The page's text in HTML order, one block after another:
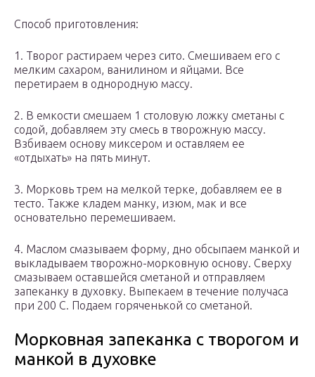
Способ приготовления:
1. Творог растираем через сито. Смешиваем его с
мелким сахаром, ванилином и яйцами. Все
перетираем в однородную массу.
2. В емкости смешаем 1 столовую ложку сметаны с
содой, добавляем эту смесь в творожную массу.
Взбиваем основу миксером и оставляем ее
«отдыхать» на пять минут.
3. Морковь трем на мелкой терке, добавляем ее в
тесто. Также кладем манку, изюм, мак и все
основательно перемешиваем.
4. Маслом смазываем форму, дно обсыпаем манкой и
выкладываем творожно-морковную основу. Сверху
смазываем оставшейся сметаной и отправляем
запеканку в духовку. Выпекаем в течение получаса
при 200 С. Подаем горяченькой со сметаной.
Морковная запеканка с творогом и
манкой в духовке